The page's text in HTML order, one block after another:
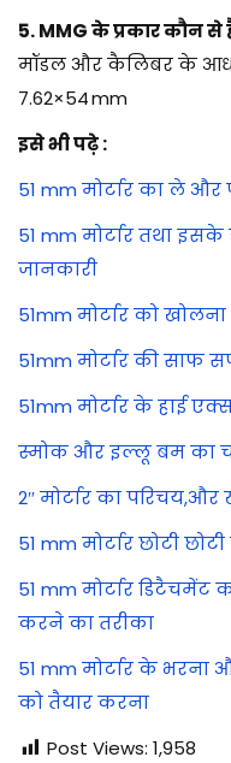
5. MMGके प्रकार कौन से
मॉडल और कैलिबर के
7.62×54 mm
इसे भी पढ़े :
51 mm मोर्टार का ले
51 mm मोर्टार तथा
जानकारी
51mm मोर्टार को
51mm मोर्टार की साफ
51mm मोर्टार के हाई
स्मोक और इल्लू बम का
2″ मोर्टार का
51 mm मोर्टार छोटी
51 mm मोर्टार
करने का तरीका
51 mm मोर्टार के
को तैयार करना
Post Views: 1,958